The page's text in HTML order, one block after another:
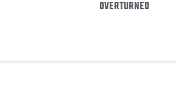
OVERTURNED